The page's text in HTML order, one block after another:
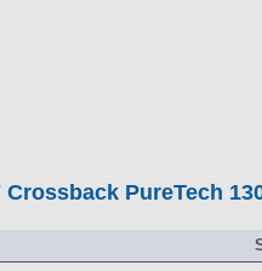
Crossback PureTech